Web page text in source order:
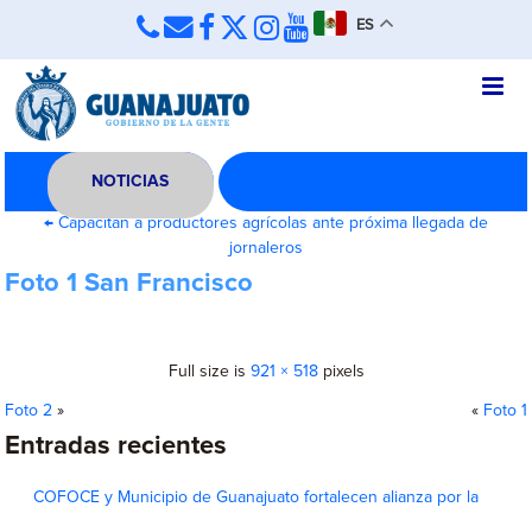
ES
NOTICIAS
← Capacitan a productores agrícolas ante próxima llegada de
jornaleros
Foto 1 San Francisco
Full size is 921 × 518pixels
Foto 2 » « Foto 1
Entradas recientes
COFOCE y Municipio de Guanajuato fortalecen alianza por la